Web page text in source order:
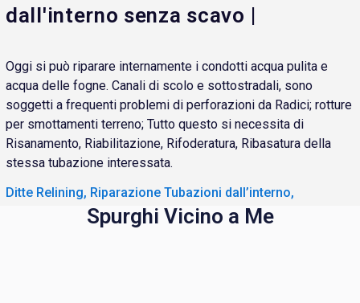
dall'interno senza scavo |
Oggi si può riparare internamente i condotti acqua pulita e
acqua delle fogne. Canali di scolo e sottostradali, sono
soggetti a frequenti problemi di perforazioni da Radici; rotture
per smottamenti terreno; Tutto questo si necessita di
Risanamento, Riabilitazione, Rifoderatura, Ribasatura della
stessa tubazione interessata.
Ditte Relining, Riparazione Tubazioni dall’interno,
Spurghi Vicino a Me